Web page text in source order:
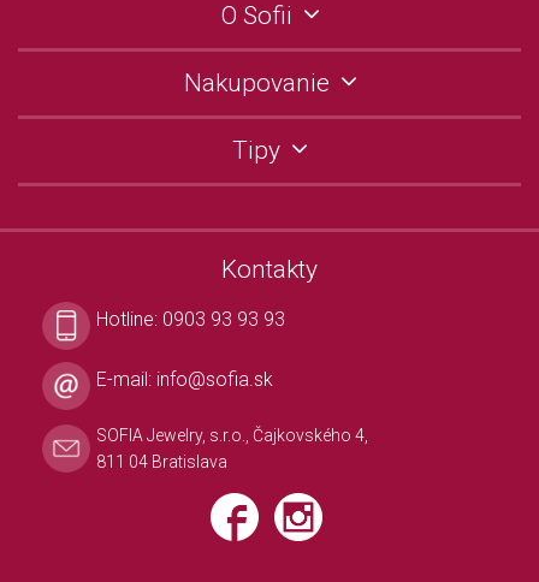
O Sofii
Nakupovanie
Tipy
Kontakty
Hotline: 0903 93 93 93
E-mail: info@sofia.sk
SOFIA Jewelry, s.r.o., Čajkovského 4,
811 04 Bratislava